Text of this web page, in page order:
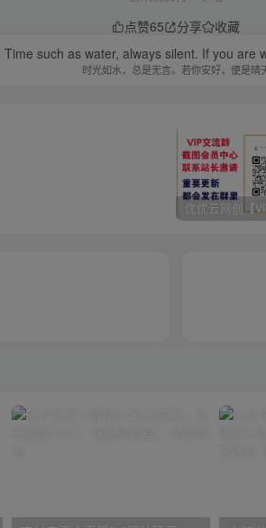
点赞65 分享
收藏
Time such as water, always silent. If you are
时光如水，总是无言。若你安好，便是晴